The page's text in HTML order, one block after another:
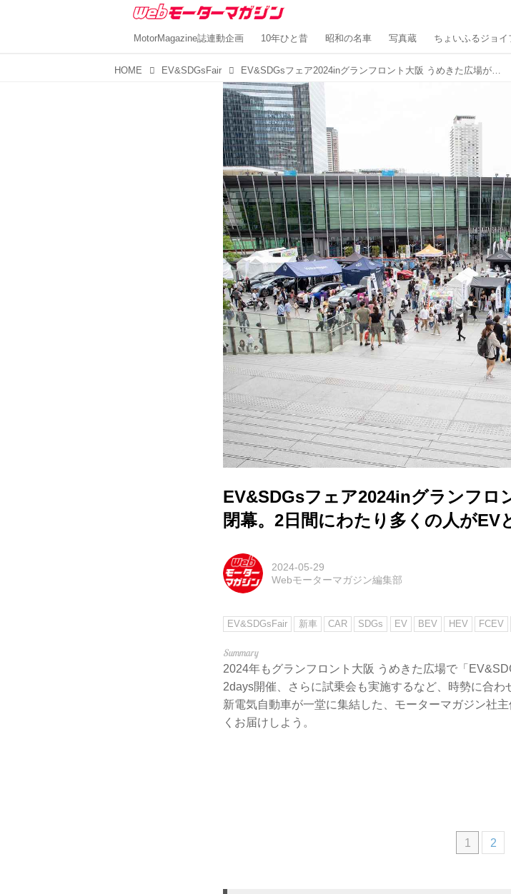
MotorMagazine誌連動企画 10年ひと昔 昭和の名車 写真蔵 ちょいふるジョイ
HOME EV&SDGsFair EV&SDGsフェア2024inグランフロント大阪 うめきた広場が無事閉幕。2日間にわたり多くの人がEVと暮らす未来を見た。
EV&SDGsフェア2024inグランフロ
閉幕。2日間にわたり多くの人がEV
2024-05-29
Webモーターマガジン編集部
EV&SDGsFair 新車 CAR SDGs EV BEV HEV FCEV
2024年もグランフロント大阪 うめきた広場で「
2days開催、さらに試乗会も実施するなど、時勢に合
新電気自動車が一堂に集結した、モーターマガジン社
くお届けしよう。
1 2